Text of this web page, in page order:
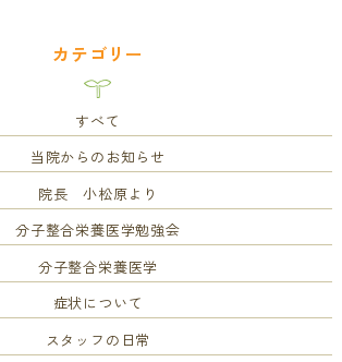
カテゴリー
すべて
当院からのお知らせ
院長 小松原より
分子整合栄養医学勉強会
分子整合栄養医学
症状について
スタッフの日常